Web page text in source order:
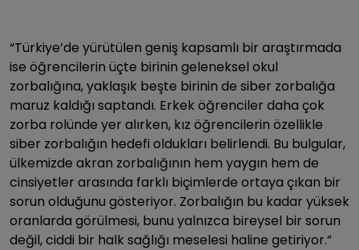
“Türkiye’de yürütülen geniş kapsamlı bir araştırmada
ise öğrencilerin üçte birinin geleneksel okul
zorbalığına, yaklaşık beşte birinin de siber zorbalığa
maruz kaldığı saptandı. Erkek öğrenciler daha çok
zorba rolünde yer alırken, kız öğrencilerin özellikle
siber zorbalığın hedefi oldukları belirlendi. Bu bulgular,
ülkemizde akran zorbalığının hem yaygın hem de
cinsiyetler arasında farklı biçimlerde ortaya çıkan bir
sorun olduğunu gösteriyor. Zorbalığın bu kadar yüksek
oranlarda görülmesi, bunu yalnızca bireysel bir sorun
değil, ciddi bir halk sağlığı meselesi haline getiriyor.”